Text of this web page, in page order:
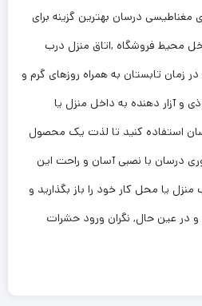
درسان بهترین گزینه برای
محیط فروشگاه ,اتاق منزل درب
زمان تابستان به همراه روزهای گرم و
و آزار دهنده به داخل منزل یا
استفاده کنید تا لذت یک محصول
درسان با نصبی آسان و راحت این
یا محل کار خود را باز بگذارید و
در عین حال, نگران ورود حشرات